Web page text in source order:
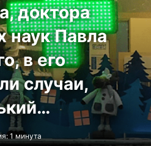
доктора
наук Павла
в его
случаи,
1 минута